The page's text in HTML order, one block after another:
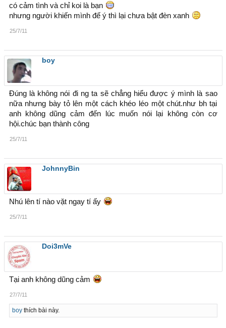
có cảm tình và chỉ koi là bạn
nhưng người khiến mình đế ý thì lại chưa bật đèn xanh
25/7/11
boy
Đúng là không nói đi ng ta sẽ chẳng hiểu được ý mình là sao
nữa nhưng bày tỏ lên một cách khéo léo một chút.như bh tại
anh không dũng cảm đến lúc muốn nói lại không còn cơ
hội.chúc bạn thành công
25/7/11
JohnnyBin
Nhú lên tí nào vặt ngay tí ấy
25/7/11
Doi3mVe
Tại anh không dũng cảm
27/7/11
boythích bài này.